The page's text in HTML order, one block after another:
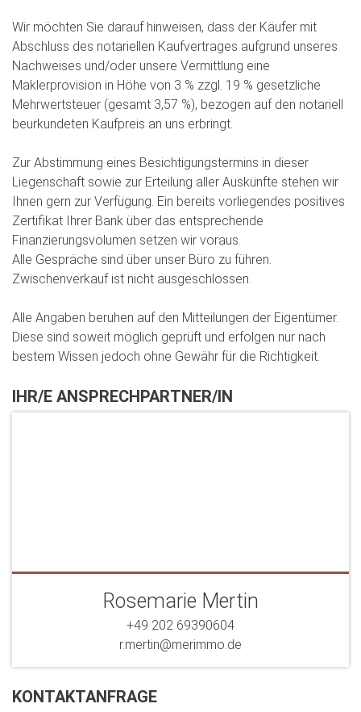
Wir möchten Sie darauf hinweisen, dass der Käufer mit
Abschluss des notariellen Kaufvertrages aufgrund unseres
Nachweises und/oder unsere Vermittlung eine
Maklerprovision in Höhe von 3 % zzgl. 19 % gesetzliche
Mehrwertsteuer (gesamt 3,57 %), bezogen auf den notariell
beurkundeten Kaufpreis an uns erbringt.
Zur Abstimmung eines Besichtigungstermins in dieser
Liegenschaft sowie zur Erteilung aller Auskünfte stehen wir
Ihnen gern zur Verfügung. Ein bereits vorliegendes positives
Zertifikat Ihrer Bank über das entsprechende
Finanzierungsvolumen setzen wir voraus.
Alle Gespräche sind über unser Büro zu führen.
Zwischenverkauf ist nicht ausgeschlossen.
Alle Angaben beruhen auf den Mitteilungen der Eigentümer.
Diese sind soweit möglich geprüft und erfolgen nur nach
bestem Wissen jedoch ohne Gewähr für die Richtigkeit.
IHR/E ANSPRECHPARTNER/IN
Rosemarie Mertin
+49 202 69390604
r.mertin@merimmo.de
KONTAKTANFRAGE